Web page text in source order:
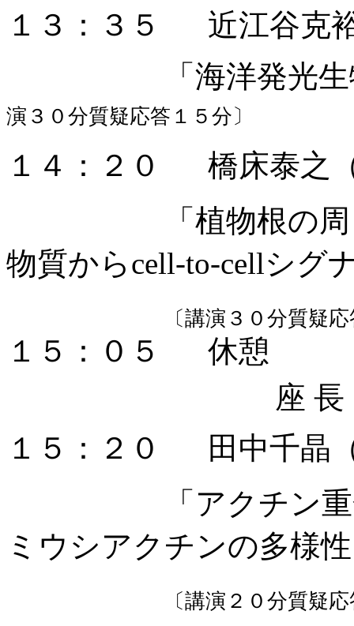
１３：３５
近江谷克
「海洋発光
演３０分質疑応答１５分〕
１４：２０
橋床泰之
「植物根の
物質からcell-to-cellシグ
〔講演３０分質疑
１５：０５
休憩
座
１５：２０
田中千晶
「アクチン
ミウシアクチンの多様
〔講演２０分質疑